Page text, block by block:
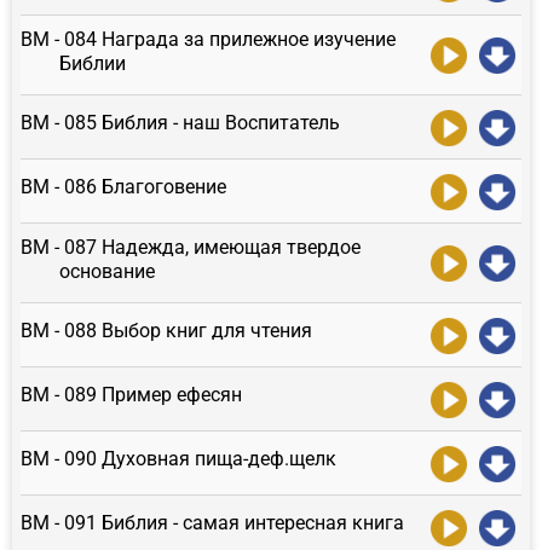
ВМ - 084 Награда за прилежное изучение
Библии
ВМ - 085 Библия - наш Воспитатель
ВМ - 086 Благоговение
ВМ - 087 Надежда, имеющая твердое
основание
ВМ - 088 Выбор книг для чтения
ВМ - 089 Пример ефесян
ВМ - 090 Духовная пища-деф.щелк
ВМ - 091 Библия - самая интересная книга